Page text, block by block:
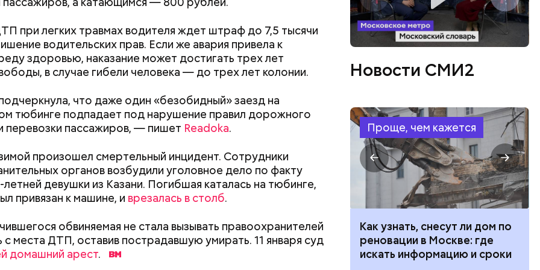
при легких травмах водителя ждет штраф до 7,5 тысячи
водительских прав. Если же авария привела к
здоровью, наказание может достигать трех лет
в случае гибели человека — до трех лет колонии.
что даже один «безобидный» заезд на
тюбинге подпадает под нарушение правил дорожного
перевозки пассажиров, — пишет Readoka.
произошел смертельный инцидент. Сотрудники
органов возбудили уголовное дело по факту
девушки из Казани. Погибшая каталась на тюбинге,
привязан к машине, и врезалась в столб.
обвиняемая не стала вызывать правоохранителей
с места ДТП, оставив пострадавшую умирать. 11 января суд
домашний арест.
день бесконечности
день холостяка все мужчины без пары видятся со
Новости СМИ2
Проще, чем кажется
Как поменять батареи дома и
не получить штраф
Как получить до 100 тысяч
рублей от государства при
Как узнать, снесут ли дом по
реновации в Москве: где
искать информацию и сроки